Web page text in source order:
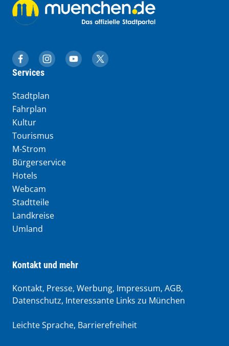
muenchen.de auf Facebook
muenchen.de auf Instagram
muenchen.de auf YouTube
muenchen.de auf X
Services
Stadtplan
Fahrplan
Kultur
Tourismus
M-Strom
Bürgerservice
Hotels
Webcam
Stadtteile
Landkreise
Umland
Kontakt und mehr
Kontakt, Presse, Werbung, Impressum, AGB,
Datenschutz, Interessante Links zu München
Leichte Sprache, Barrierefreiheit